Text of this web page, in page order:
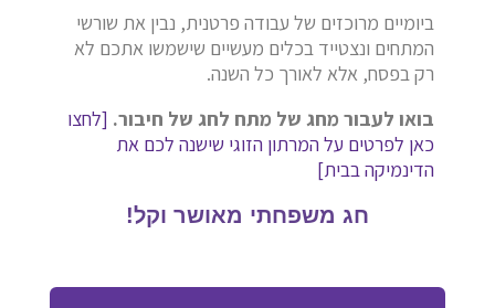
ביומיים מרוכזים של עבודה פרטנית, נבין את שורשי
המתחים ונצטייד בכלים מעשיים שישמשו אתכם לא
רק בפסח, אלא לאורך כל השנה.
בואו לעבור מחג של מתח לחג של חיבור. [לחצו
כאן לפרטים על המרתון הזוגי שישנה לכם את
הדינמיקה בבית]
חג משפחתי מאושר וקל!